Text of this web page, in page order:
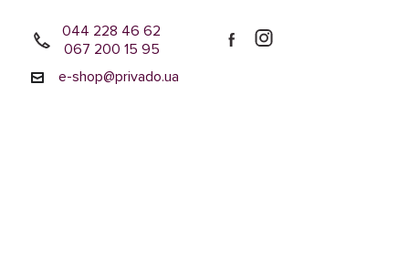
044 228 46 62
067 200 15 95
e-shop@privado.ua